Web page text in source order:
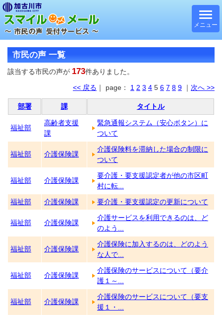
メニュー
市民の声 一覧
該当する市民の声が 173件ありました。
<< 戻る ｜ page： 1 2 3 4 5 6 7 8 9 ｜ 次へ >>
部署 課 タイトル
福祉部
高齢者支援
課
緊急通報システム（安心ボタン）に
ついて
福祉部 介護保険課
介護保険料を滞納した場合の制限に
ついて
福祉部 介護保険課
要介護・要支援認定者が他の市区町
村に転...
福祉部
介護保険課 要介護・要支援認定の更新について
福祉部 介護保険課
介護サービスを利用できるのは、ど
のよう...
福祉部 介護保険課
介護保険に加入するのは、どのよう
な人で...
福祉部 介護保険課
介護保険のサービスについて（要介
護１～...
福祉部 介護保険課
介護保険のサービスについて（要支
援１・...